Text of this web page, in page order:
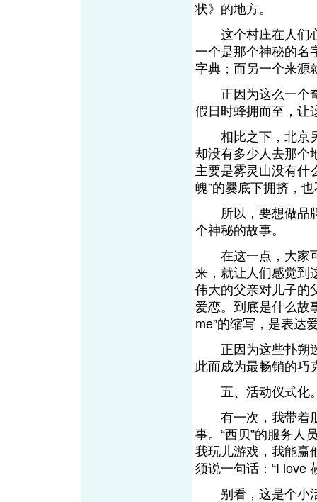
状》的地方。
这个村庄在人们心
一个是那个神秘的名
字典；而另一个来源
正因为这么一个奇
假日时蜂拥而至，让
相比之下，北京另
却没有多少人去那个
主要是雾灵山没有什
魄”的爨底下拥挤，
所以，要想做品牌
个神秘的故事。
在这一点，大家可
来，就让人们感觉到
伟大的父亲对儿子的
爱恋。到底是什么故
me”的缩写，是表达
正因为这些扑朔迷
此而成为最畅销的巧
五、活动仪式化
有一次，我带着朋
事。“西贝”的服务人
我玩儿游戏，我能赢
须说一句话：“I love
别看，这是个小活